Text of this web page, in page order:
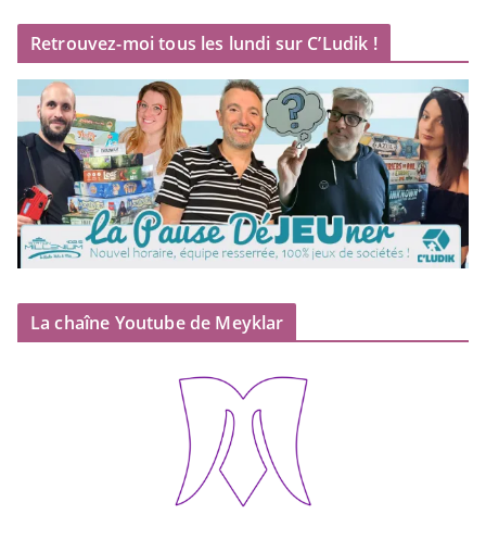
Retrouvez-moi tous les lundi sur C’Ludik !
La chaîne Youtube de Meyklar